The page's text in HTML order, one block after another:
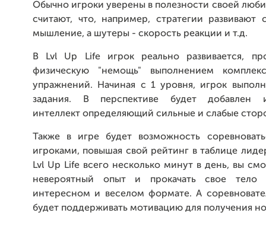
Обычно игроки уверены в полезности своей
считают, что, например, стратегии развивают
мышление, а шутеры - скорость реакции и т.д.
В Lvl Up Life игрок реально развивается,
физическую "немощь" выполнением
упражнений. Начиная с 1 уровня, игрок
задания. В перспективе будет добавлен
интеллект определяющий сильные и слабые
Также в игре будет возможность
игроками, повышая свой рейтинг в таблице
Lvl Up Life всего несколько минут в день, вы
невероятный опыт и прокачать свое тело
интересном и веселом формате. А
будет поддерживать мотивацию для получения